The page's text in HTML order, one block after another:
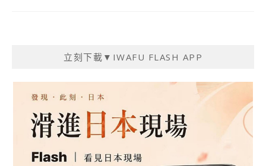
立刻下載▼IWAFU FLASH APP